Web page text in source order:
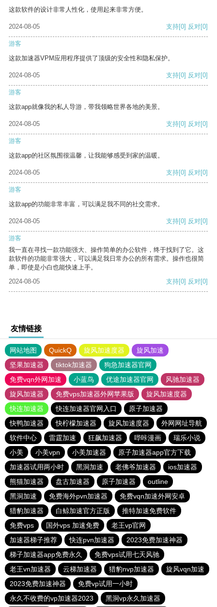
这款软件的设计非常人性化，使用起来非常方便。
2024-08-05 支持[0] 反对[0]
游客
这款加速器VPM应用程序提供了顶级的安全性和隐私保护。
2024-08-05 支持[0] 反对[0]
游客
这款app就像我的私人导游，带我领略世界各地的美景。
2024-08-05 支持[0] 反对[0]
游客
这款app的社区氛围很温馨，让我能够感受到家的温暖。
2024-08-05 支持[0] 反对[0]
游客
这款app的功能非常丰富，可以满足我不同的社交需求。
2024-08-05 支持[0] 反对[0]
游客
我一直在寻找一款功能强大、操作简单的办公软件，终于找到了它。这
款软件的功能非常强大，可以满足我日常办公的所有需求。操作也很简
单，即使是小白也能快速上手。
2024-08-05
支持[0] 反对[0]
友情链接
网站地图 QuickQ 旋风加速度器
旋风加速
坚果加速器
tiktok加速器
狗急加速器官网
免费vqn外网加速
小蓝鸟 优途加速器官网
风驰加速器
旋风加速器
免费vps加速器外网苹果版
旋风加速度器
快连加速器
快连加速器官网入口
原子加速器
快鸭加速器
快柠檬加速器 旋风加速度器
外网网址导航
软件中心
雷霆加速 狂飙加速器 哔咔漫画
瑞乐小说
小美
小美vpn 小美加速器
原子加速器app官方下载
加速器试用两小时
黑洞加速 老佛爷加速器
ios加速器
熊猫加速器
盘古加速器 原子加速器
outline
黑洞加速
免费海外pvn加速器
免费vqn加速外网安卓
猎豹加速器
白鲸加速官方正版
推特加速免费软件
免费vps
国外vps 加速免费
老王vp官网
加速器梯子推荐
快连pvn加速器
2023免费加速神器
梯子加速器app免费永久
免费vps试用七天风驰
老王vn加速器
云梯加速器 猎豹nvp加速器
旋风vqn加速
2023免费加速神器
免费vp试用一小时
永久不收费的vp加速器2023
黑洞vp永久加速器